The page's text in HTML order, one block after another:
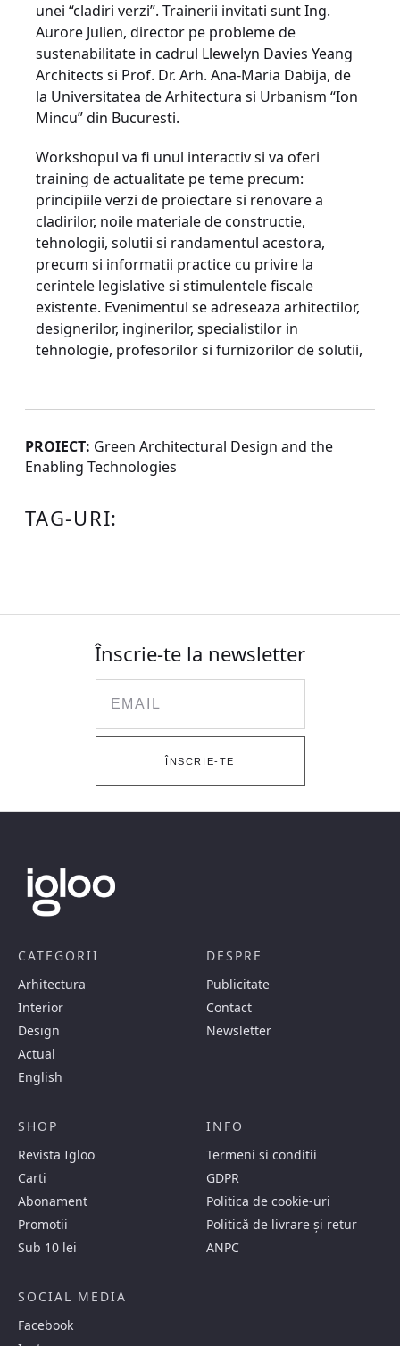
unei “cladiri verzi”. Trainerii invitati sunt Ing.
Aurore Julien, director pe probleme de
sustenabilitate in cadrul Llewelyn Davies Yeang
Architects si Prof. Dr. Arh. Ana-Maria Dabija, de
la Universitatea de Arhitectura si Urbanism “Ion
Mincu” din Bucuresti.
Workshopul va fi unul interactiv si va oferi
training de actualitate pe teme precum:
principiile verzi de proiectare si renovare a
cladirilor, noile materiale de constructie,
tehnologii, solutii si randamentul acestora,
precum si informatii practice cu privire la
cerintele legislative si stimulentele fiscale
existente. Evenimentul se adreseaza arhitectilor,
designerilor, inginerilor, specialistilor in
tehnologie, profesorilor si furnizorilor de solutii,
PROIECT: Green Architectural Design and the
Enabling Technologies
TAG-URI:
Înscrie-te la newsletter
ÎNSCRIE-TE
CATEGORII
Arhitectura
Interior
Design
Actual
English
DESPRE
Publicitate
Contact
Newsletter
SHOP
Revista Igloo
Carti
Abonament
Promotii
Sub 10 lei
INFO
Termeni si conditii
GDPR
Politica de cookie-uri
Politică de livrare și retur
ANPC
SOCIAL MEDIA
Facebook